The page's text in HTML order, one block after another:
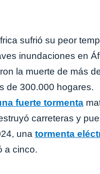
sufrió su peor
inundaciones en
la muerte de más
de 300.000 hogares.
fuerte tormenta
carreteras y
una tormenta
a cinco.